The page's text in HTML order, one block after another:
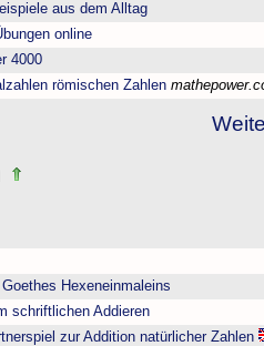
aus dem Alltag
online
4000
römischen Zahlen
Hexeneinmaleins
schriftlichen Addieren
zur Addition natürlicher Zahlen